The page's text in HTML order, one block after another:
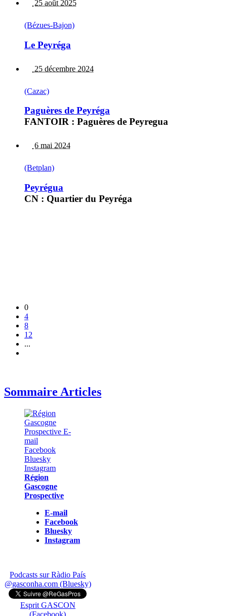
25 août 2025
(Bézues-Bajon)
Le Peyréga
25 décembre 2024
(Cazac)
Paguères de Peyréga
FANTOIR : Paguères de Peyregua
6 mai 2024
(Betplan)
Peyrégua
CN : Quartier du Peyréga
0
4
8
12
...
Sommaire Articles
Région
Gascogne
Prospective
E-mail
Facebook
Bluesky
Instagram
Podcasts sur Ràdio País
@gasconha.com (Bluesky)
Esprit GASCON